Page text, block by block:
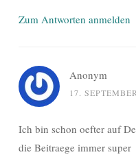
Zum Antworten anmelden
Anonym
17.
Ich bin schon oefter auf
die Beitraege immer super